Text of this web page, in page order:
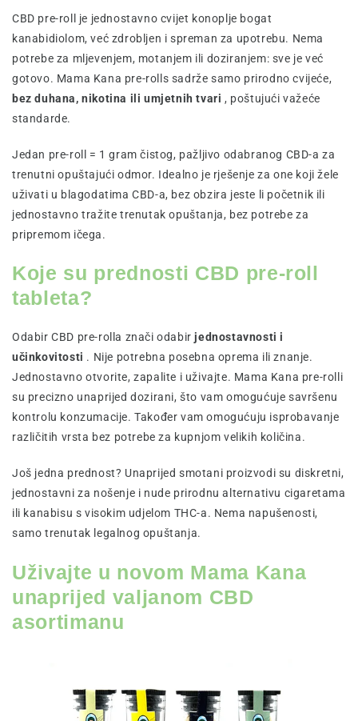
CBD pre-roll je jednostavno cvijet konoplje bogat
kanabidiolom, već zdrobljen i spreman za upotrebu. Nema
potrebe za mljevenjem, motanjem ili doziranjem: sve je već
gotovo. Mama Kana pre-rolls sadrže samo prirodno cvijeće,
bez duhana, nikotina ili umjetnih tvari , poštujući važeće
standarde.
Jedan pre-roll = 1 gram čistog, pažljivo odabranog CBD-a za
trenutni opuštajući odmor. Idealno je rješenje za one koji žele
uživati u blagodatima CBD-a, bez obzira jeste li početnik ili
jednostavno tražite trenutak opuštanja, bez potrebe za
pripremom ičega.
Koje su prednosti CBD pre-roll
tableta?
Odabir CBD pre-rolla znači odabirjednostavnosti i
učinkovitosti . Nije potrebna posebna oprema ili znanje.
Jednostavno otvorite, zapalite i uživajte. Mama Kana pre-rolli
su precizno unaprijed dozirani, što vam omogućuje savršenu
kontrolu konzumacije. Također vam omogućuju isprobavanje
različitih vrsta bez potrebe za kupnjom velikih količina.
Još jedna prednost? Unaprijed smotani proizvodi su diskretni,
jednostavni za nošenje i nude prirodnu alternativu cigaretama
ili kanabisu s visokim udjelom THC-a. Nema napušenosti,
samo trenutak legalnog opuštanja.
Uživajte u novom Mama Kana
unaprijed valjanom CBD
asortimanu